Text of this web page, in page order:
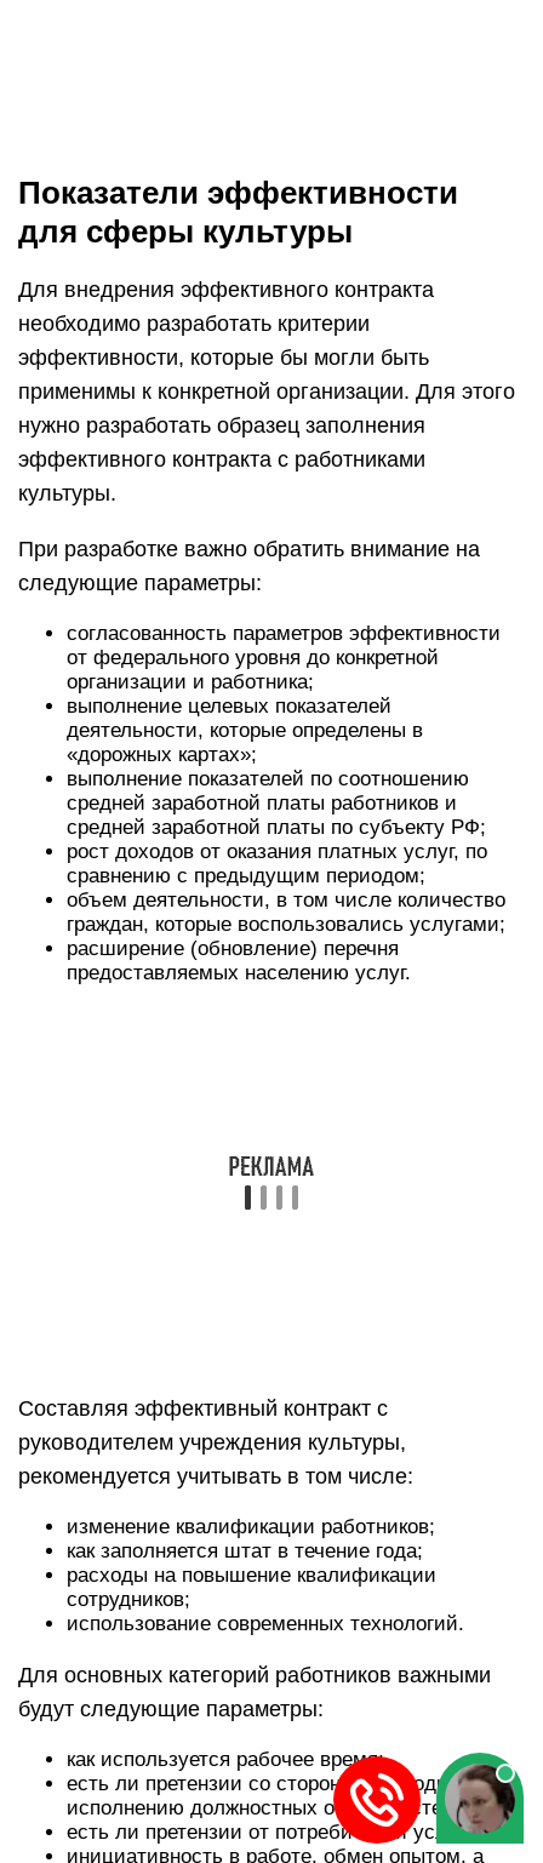
Показатели эффективности
для сферы культуры
Для внедрения эффективного контракта
необходимо разработать критерии
эффективности, которые бы могли быть
применимы к конкретной организации. Для этого
нужно разработать образец заполнения
эффективного контракта с работниками
культуры.
При разработке важно обратить внимание на
следующие параметры:
согласованность параметров эффективности
от федерального уровня до конкретной
организации и работника;
выполнение целевых показателей
деятельности, которые определены в
«дорожных картах»;
выполнение показателей по соотношению
средней заработной платы работников и
средней заработной платы по субъекту РФ;
рост доходов от оказания платных услуг, по
сравнению с предыдущим периодом;
объем деятельности, в том числе количество
граждан, которые воспользовались услугами;
расширение (обновление) перечня
предоставляемых населению услуг.
Составляя эффективный контракт с
руководителем учреждения культуры,
рекомендуется учитывать в том числе:
изменение квалификации работников;
как заполняется штат в течение года;
расходы на повышение квалификации
сотрудников;
использование современных технологий.
Для основных категорий работников важными
будут следующие параметры:
как используется рабочее время;
есть ли претензии со стороны руководителя к
исполнению должностных обязанностей;
есть ли претензии от потребителей услуг;
инициативность в работе, обмен опытом, а